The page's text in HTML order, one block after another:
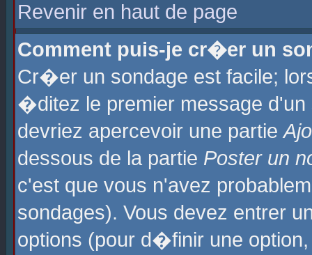
Revenir en haut de page
Comment puis-je cr�er un
Cr�er un sondage est facile;
�ditez le premier message
devriez apercevoir une partie
dessous de la partie Poster un
c'est que vous n'avez
sondages). Vous devez entrer
options (pour d�finir une